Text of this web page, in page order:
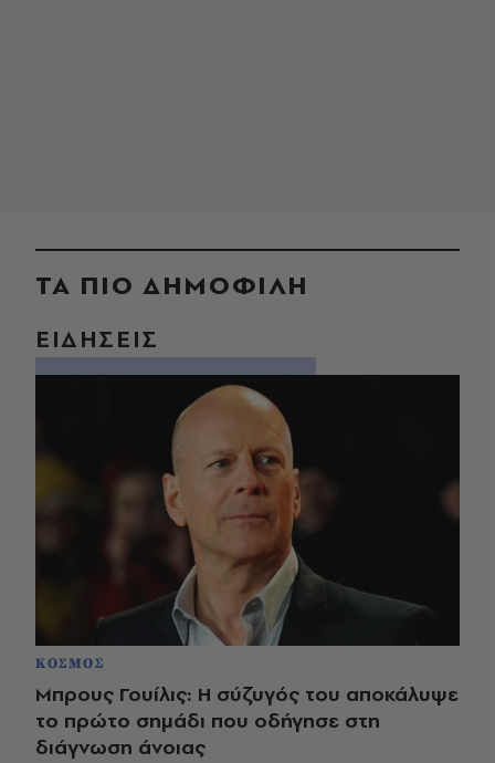
ΤΑ ΠΙΟ ΔΗΜΟΦΙΛΗ
ΕΙΔΗΣΕΙΣ
ΚΟΣΜΟΣ
Μπρους Γουίλις: Η σύζυγός του αποκάλυψε
το πρώτο σημάδι που οδήγησε στη
διάγνωση άνοιας